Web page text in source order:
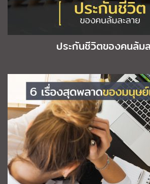
ประกันชีวิตของคนล้ม